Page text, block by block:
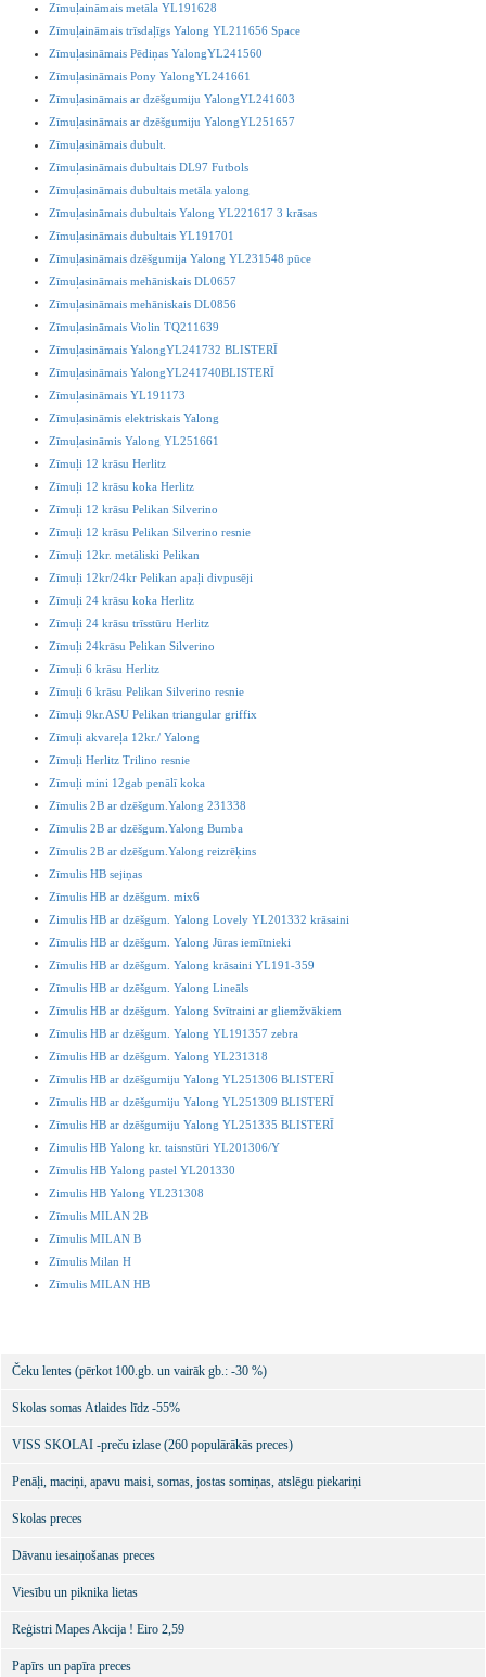
Zīmuļaināmais metāla YL191628
Zīmuļaināmais trīsdaļīgs Yalong YL211656 Space
Zīmuļasināmais Pēdiņas YalongYL241560
Zīmuļasināmais Pony YalongYL241661
Zīmuļasināmais ar dzēšgumiju YalongYL241603
Zīmuļasināmais ar dzēšgumiju YalongYL251657
Zīmuļasināmais dubult.
Zīmuļasināmais dubultais DL97 Futbols
Zīmuļasināmais dubultais metāla yalong
Zīmuļasināmais dubultais Yalong YL221617 3 krāsas
Zīmuļasināmais dubultais YL191701
Zīmuļasināmais dzēšgumija Yalong YL231548 pūce
Zīmuļasināmais mehāniskais DL0657
Zīmuļasināmais mehāniskais DL0856
Zīmuļasināmais Violin TQ211639
Zīmuļasināmais YalongYL241732 BLISTERĪ
Zīmuļasināmais YalongYL241740BLISTERĪ
Zīmuļasināmais YL191173
Zīmuļasināmis elektriskais Yalong
Zīmuļasināmis Yalong YL251661
Zīmuļi 12 krāsu Herlitz
Zīmuļi 12 krāsu koka Herlitz
Zīmuļi 12 krāsu Pelikan Silverino
Zīmuļi 12 krāsu Pelikan Silverino resnie
Zīmuļi 12kr. metāliski Pelikan
Zīmuļi 12kr/24kr Pelikan apaļi divpusēji
Zīmuļi 24 krāsu koka Herlitz
Zīmuļi 24 krāsu trīsstūru Herlitz
Zīmuļi 24krāsu Pelikan Silverino
Zīmuļi 6 krāsu Herlitz
Zīmuļi 6 krāsu Pelikan Silverino resnie
Zīmuļi 9kr.ASU Pelikan triangular griffix
Zīmuļi akvareļa 12kr./ Yalong
Zīmuļi Herlitz Trilino resnie
Zīmuļi mini 12gab penālī koka
Zīmulis 2B ar dzēšgum.Yalong 231338
Zīmulis 2B ar dzēšgum.Yalong Bumba
Zīmulis 2B ar dzēšgum.Yalong reizrēķins
Zīmulis HB sejiņas
Zīmulis HB ar dzēšgum. mix6
Zimulis HB ar dzēšgum. Yalong Lovely YL201332 krāsaini
Zīmulis HB ar dzēšgum. Yalong Jūras iemītnieki
Zīmulis HB ar dzēšgum. Yalong krāsaini YL191-359
Zīmulis HB ar dzēšgum. Yalong Lineāls
Zīmulis HB ar dzēšgum. Yalong Svītraini ar gliemžvākiem
Zīmulis HB ar dzēšgum. Yalong YL191357 zebra
Zīmulis HB ar dzēšgum. Yalong YL231318
Zīmulis HB ar dzēšgumiju Yalong YL251306 BLISTERĪ
Zīmulis HB ar dzēšgumiju Yalong YL251309 BLISTERĪ
Zīmulis HB ar dzēšgumiju Yalong YL251335 BLISTERĪ
Zimulis HB Yalong kr. taisnstūri YL201306/Y
Zīmulis HB Yalong pastel YL201330
Zimulis HB Yalong YL231308
Zīmulis MILAN 2B
Zīmulis MILAN B
Zīmulis Milan H
Zīmulis MILAN HB
Čeku lentes (pērkot 100.gb. un vairāk gb.: -30 %)
Skolas somas Atlaides līdz -55%
VISS SKOLAI -preču izlase (260 populārākās preces)
Penāļi, maciņi, apavu maisi, somas, jostas somiņas, atslēgu piekariņi
Skolas preces
Dāvanu iesaiņošanas preces
Viesību un piknika lietas
Reģistri Mapes Akcija ! Eiro 2,59
Papīrs un papīra preces